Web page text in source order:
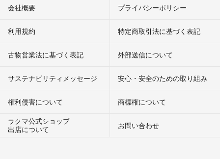
会社概要 プライバシーポリシー
利用規約 特定商取引法に基づく表記
古物営業法に基づく表記 外部送信について
サステナビリティメッセージ 安心・安全のための取り組み
権利侵害について
商標権について
ラクマ公式ショップ
出店について
お問い合わせ